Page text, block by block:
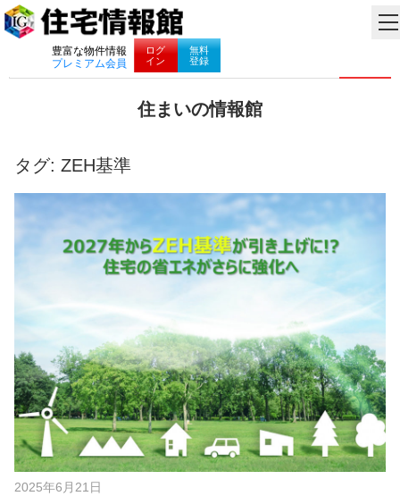
豊富な物件情報
プレミアム会員
ログ
イン
無料
登録
ナビゲーション
住まいの情報館
い
と
暮
を
お
届
け
し
ま
す
！
タグ: ZEH基準
2025年6月21日